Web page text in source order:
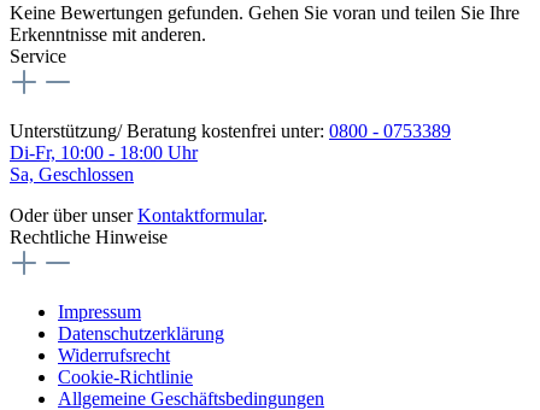
Keine Bewertungen gefunden. Gehen Sie voran und teilen Sie Ihre
Erkenntnisse mit anderen.
Service
Unterstützung/ Beratung kostenfrei unter: 0800 - 0753389
Di-Fr, 10:00 - 18:00 Uhr
Sa, Geschlossen
Oder über unserKontaktformular.
Rechtliche Hinweise
Impressum
Datenschutzerklärung
Widerrufsrecht
Cookie-Richtlinie
Allgemeine Geschäftsbedingungen